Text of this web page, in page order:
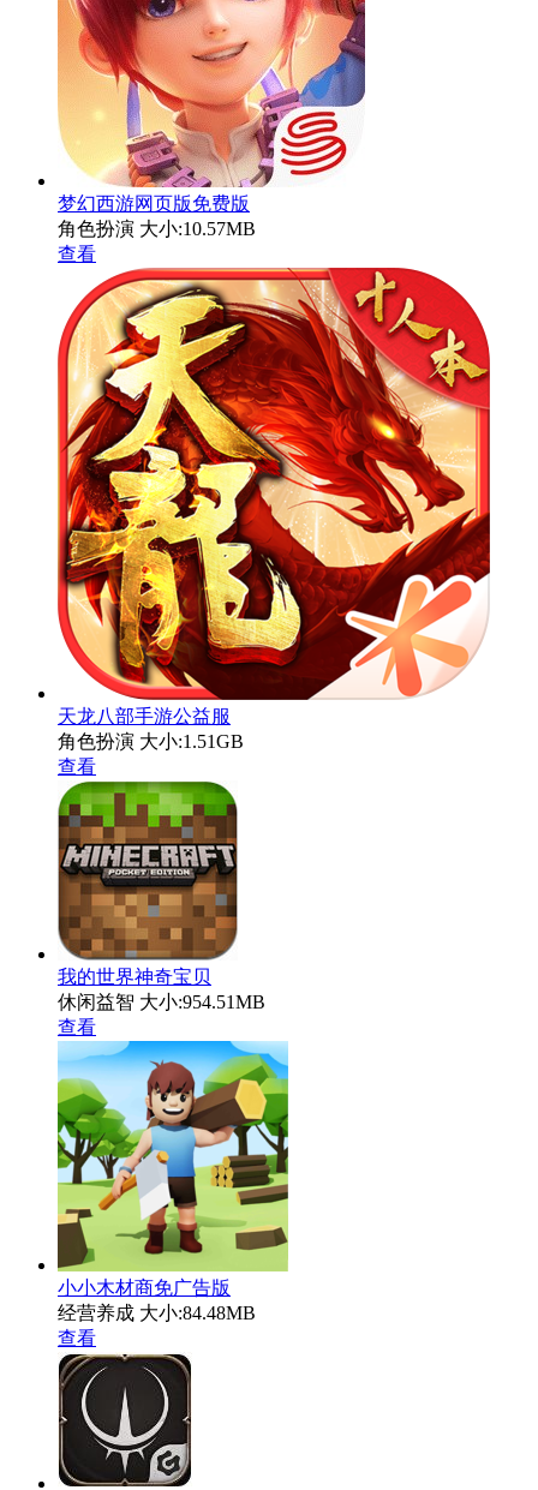
梦幻西游网页版免费版
角色扮演 大小:10.57MB
查看
天龙八部手游公益服
角色扮演 大小:1.51GB
查看
我的世界神奇宝贝
休闲益智 大小:954.51MB
查看
小小木材商免广告版
经营养成 大小:84.48MB
查看